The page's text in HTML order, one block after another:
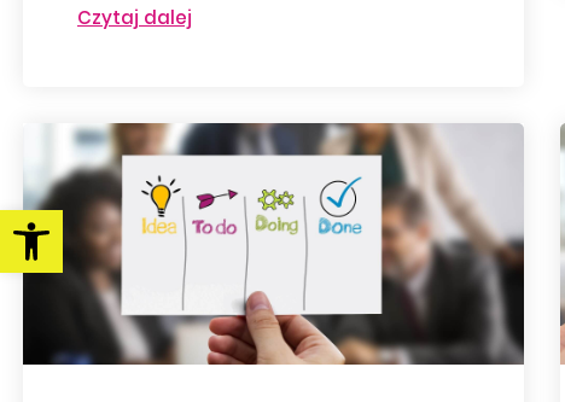
Otwórz pasek narzędzi
Czytaj dalej